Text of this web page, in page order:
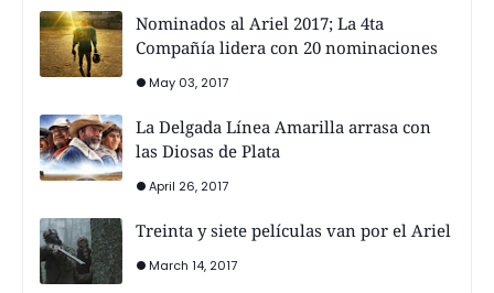
Nominados al Ariel 2017; La 4ta
Compañía lidera con 20 nominaciones
May 03, 2017
La Delgada Línea Amarilla arrasa con
las Diosas de Plata
April 26, 2017
Treinta y siete películas van por el Ariel
March 14, 2017